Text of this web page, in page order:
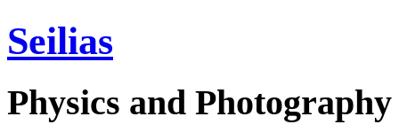
Seilias
Physics and Photography